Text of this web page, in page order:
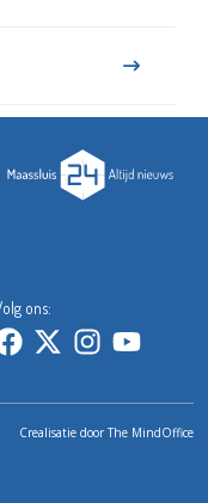
ons:
Crealisatie doorThe MindOffice